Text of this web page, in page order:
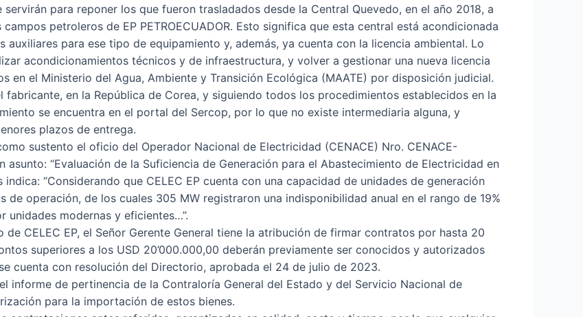
para reponer los que fueron trasladados desde la Central Quevedo, en el año 2018, a
petroleros de EP PETROECUADOR. Esto significa que esta central está acondicionada
para ese tipo de equipamiento y, además, ya cuenta con la licencia ambiental. Lo
acondicionamientos técnicos y de infraestructura, y volver a gestionar una nueva licencia
en el Ministerio del Agua, Ambiente y Transición Ecológica (MAATE) por disposición judicial.
en la República de Corea, y siguiendo todos los procedimientos establecidos en la
se encuentra en el portal del Sercop, por lo que no existe intermediaria alguna, y
plazos de entrega.
sustento el oficio del Operador Nacional de Electricidad (CENACE) Nro. CENACE-
“Evaluación de la Suficiencia de Generación para el Abastecimiento de Electricidad en
“Considerando que CELEC EP cuenta con una capacidad de unidades de generación
operación, de los cuales 305 MW registraron una indisponibilidad anual en el rango de 19%
unidades modernas y eficientes…”.
CELEC EP, el Señor Gerente General tiene la atribución de firmar contratos por hasta 20
superiores a los USD 20’000.000,00 deberán previamente ser conocidos y autorizados
cuenta con resolución del Directorio, aprobada el 24 de julio de 2023.
informe de pertinencia de la Contraloría General del Estado y del Servicio Nacional de
para la importación de estos bienes.